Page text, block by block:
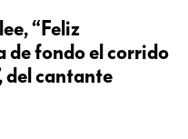
“Feliz
de fondo el corrido
del cantante